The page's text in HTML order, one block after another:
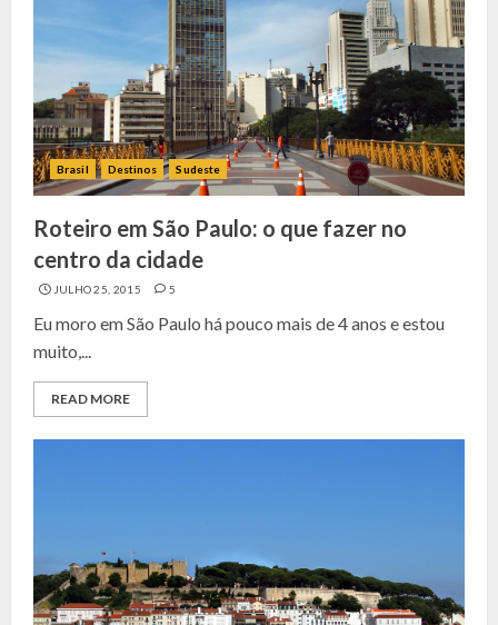
Brasil Destinos Sudeste
Roteiro em São Paulo: o que fazer no
centro da cidade
JULHO 25, 2015 5
Eu moro em São Paulo há pouco mais de 4 anos e estou
muito,...
READ MORE